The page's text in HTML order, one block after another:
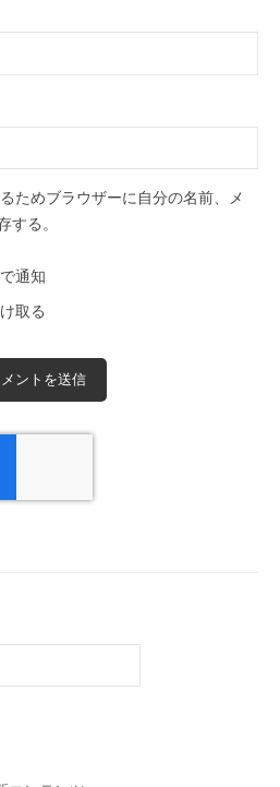
ためブラウザーに自分の名前、メ
する。
通知
取る